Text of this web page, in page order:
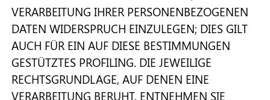
VERARBEITUNG IHRER PERSONENBEZOGENEN
DATEN WIDERSPRUCH EINZULEGEN; DIES GILT
AUCH FÜR EIN AUF DIESE BESTIMMUNGEN
GESTÜTZTES PROFILING. DIE JEWEILIGE
RECHTSGRUNDLAGE, AUF DENEN EINE
VERARBEITUNG BERUHT, ENTNEHMEN SIE